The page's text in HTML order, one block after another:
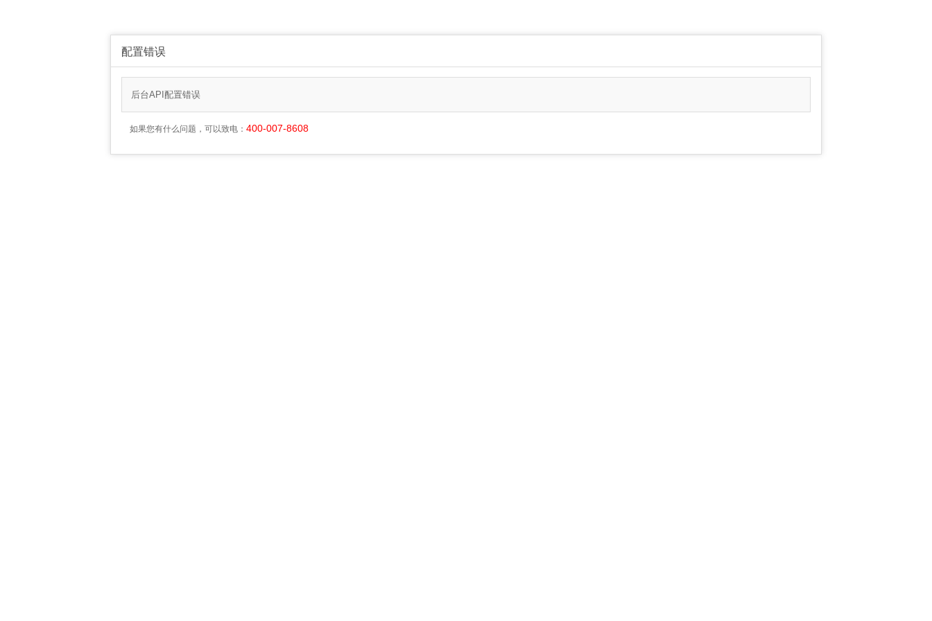
配置错误
后台API配置错误
如果您有什么问题，可以致电： 400-007-8608